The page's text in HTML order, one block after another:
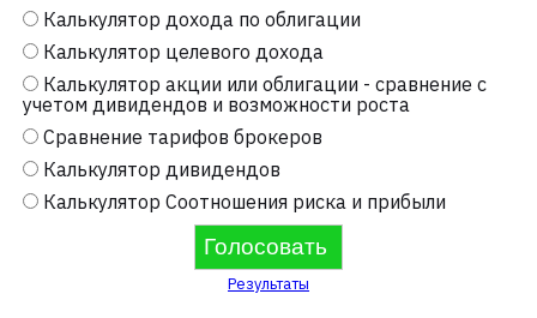
Калькулятор дохода по облигации
Калькулятор целевого дохода
Калькулятор акции или облигации - сравнение с
учетом дивидендов и возможности роста
Сравнение тарифов брокеров
Калькулятор дивидендов
Калькулятор Соотношения риска и прибыли
Результаты